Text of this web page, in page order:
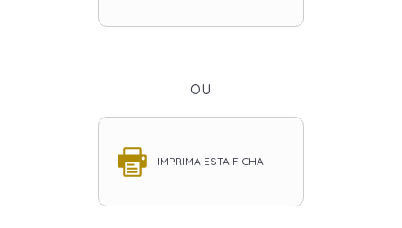
ou
IMPRIMA ESTA FICHA